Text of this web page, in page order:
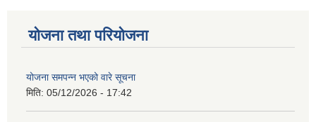
योजना तथा परियोजना
योजना समपन्न भएको वारे सूचना
मिति: 05/12/2026 - 17:42